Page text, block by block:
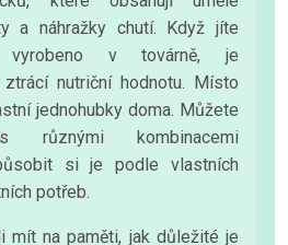
a náhražky chutí. Když jíte
v továrně, je
nutriční hodnotu. Místo
jednohubky doma. Můžete
různými kombinacemi
si je podle vlastních
potřeb.
mít na paměti, jak důležité je